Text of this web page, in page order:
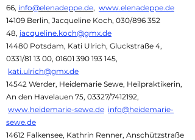
66, info@elenadeppe.de, www.elenadeppe.de
14109 Berlin, Jacqueline Koch, 030/896 352
48, jacqueline.koch@gmx.de
14480 Potsdam, Kati Ulrich, Gluckstraße 4,
0331/81 13 00, 01601 390 193 145,
kati.ulrich@gmx.de
14542 Werder, Heidemarie Sewe, Heilpraktikerin,
An den Havelauen 75, 03327/7412192,
www.heidemarie-sewe.de info@heidemarie-
sewe.de
14612 Falkensee, Kathrin Renner, Anschützstraße